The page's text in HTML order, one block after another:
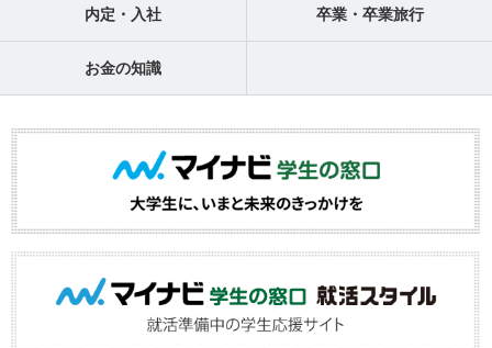
内定・入社 卒業・卒業旅行
お金の知識